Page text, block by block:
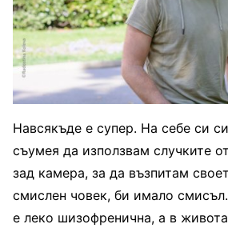
Навсякъде е супер. На себе си
съумея да използвам случките
зад камера, за да възпитам
смислен човек, би имало
е леко шизофренична, а в